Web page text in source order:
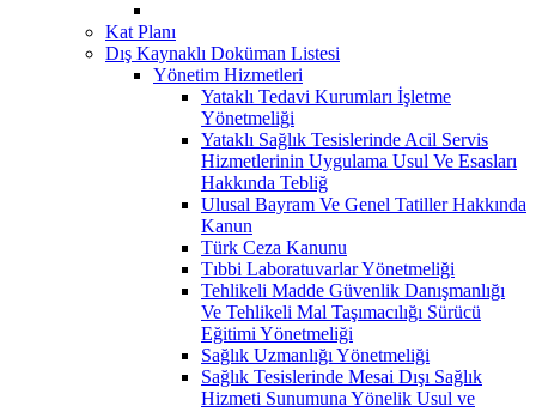
Kat Planı
Dış Kaynaklı Doküman Listesi
Yönetim Hizmetleri
Yataklı Tedavi Kurumları İşletme
Yönetmeliği
Yataklı Sağlık Tesislerinde Acil Servis
Hizmetlerinin Uygulama Usul Ve Esasları
Hakkında Tebliğ
Ulusal Bayram Ve Genel Tatiller Hakkında
Kanun
Türk Ceza Kanunu
Tıbbi Laboratuvarlar Yönetmeliği
Tehlikeli Madde Güvenlik Danışmanlığı
Ve Tehlikeli Mal Taşımacılığı Sürücü
Eğitimi Yönetmeliği
Sağlık Uzmanlığı Yönetmeliği
Sağlık Tesislerinde Mesai Dışı Sağlık
Hizmeti Sunumuna Yönelik Usul ve